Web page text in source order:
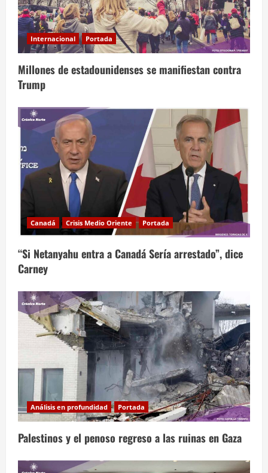
Internacional Portada
Millones de estadounidenses se manifiestan contra
Trump
Canadá Crisis Medio Oriente Portada
“Si Netanyahu entra a Canadá Sería arrestado”, dice
Carney
Análisis en profundidad Portada
Palestinos y el penoso regreso a las ruinas en Gaza